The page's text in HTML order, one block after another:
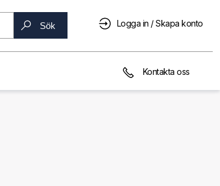
Sök Logga in / Skapa konto
Kontakta oss